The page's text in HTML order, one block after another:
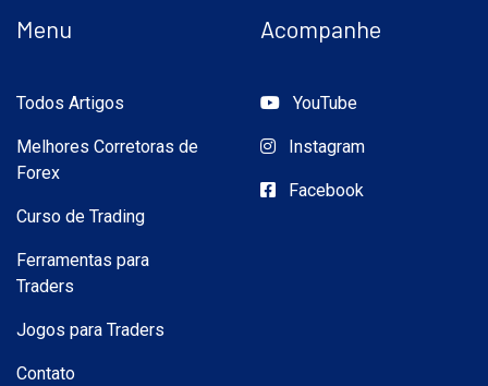
Menu
Todos Artigos
Melhores Corretoras de
Forex
Curso de Trading
Ferramentas para
Traders
Jogos para Traders
Contato
Acompanhe
YouTube
Instagram
Facebook